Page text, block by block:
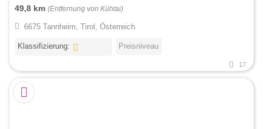
49,8 km (Entfernung von Kühtai)
6675 Tannheim, Tirol, Österreich
Klassifizierung: Preisniveau
17